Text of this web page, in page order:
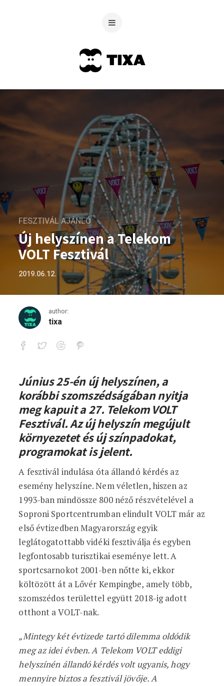
FESZTIVÁL AJÁNLÓ
Új helyszínen a Telekom
VOLT Fesztivál
2019.06.12.
author:
tixa
Új helyszínen a Telekom VOLT Fesztivál
Június 25-én új helyszínen, a
korábbi szomszédságában nyitja
meg kapuit a 27. Telekom VOLT
Fesztivál. Az új helyszín megújult
környezetet és új színpadokat,
programokat is jelent.
A fesztivál indulása óta állandó kérdés az
esemény helyszíne. Nem véletlen, hiszen az
1993-ban mindössze 800 néző részvételével a
Soproni Sportcentrumban elindult VOLT már az
első évtizedben Magyarország egyik
leglátogatottabb vidéki fesztiválja és egyben
legfontosabb turisztikai eseménye lett. A
sportcsarnokot 2001-ben nőtte ki, ekkor
költözött át a Lővér Kempingbe, amely több,
szomszédos területtel együtt 2018-ig adott
otthont a VOLT-nak.
„Mintegy két évtizede tartó dilemma oldódik
meg az idei évben. A Telekom VOLT eddigi
helyszínén állandó kérdés volt ugyanis, hogy
mennyire biztos a fesztivál jövője. A